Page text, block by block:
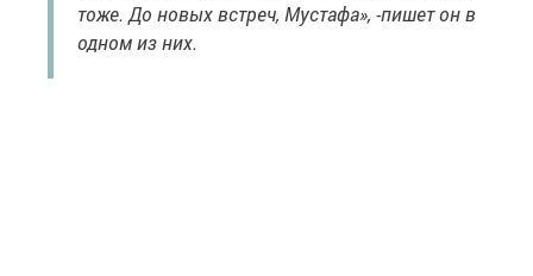
тоже. До новых встреч, Мустафа», -пишет он в
одном из них.